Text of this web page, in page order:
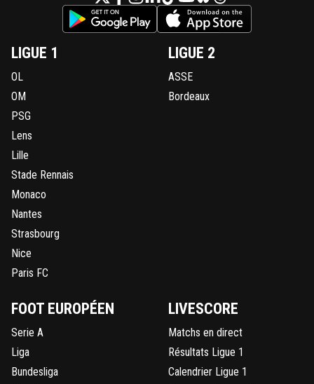
LIGUE 1
OL
OM
PSG
Lens
Lille
Stade Rennais
Monaco
Nantes
Strasbourg
Nice
Paris FC
LIGUE 2
ASSE
Bordeaux
FOOT EUROPÉEN
Serie A
Liga
Bundesliga
LIVESCORE
Matchs en direct
Résultats Ligue 1
Calendrier Ligue 1